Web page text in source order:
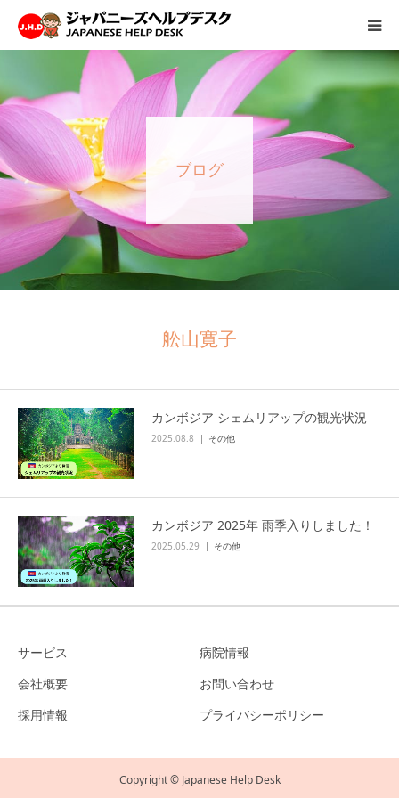
ブログ
舩山寛子
カンボジア シェムリアップの観光状況
2025.08.8 その他
カンボジア 2025年 雨季入りしました！
2025.05.29 その他
サービス
病院情報
会社概要
お問い合わせ
採用情報
プライバシーポリシー
Copyright © Japanese Help Desk
HOME
サービス
病院情報
会社概要
お問い合わせ